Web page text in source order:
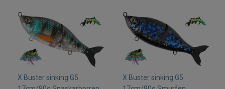
Interfiske
Rullar
Spön
X Buster sinking G5
X Buster sinking G5